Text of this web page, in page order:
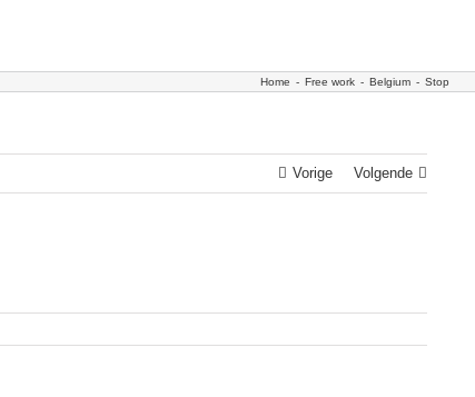
Home - Free work - Belgium - Stop
Vorige Volgende